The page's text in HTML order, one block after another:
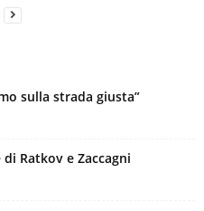
sulla strada giusta”
Ratkov e Zaccagni